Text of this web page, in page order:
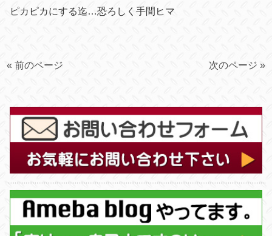
ピカピカにする迄…恐ろしく手間ヒマ
« 前のページ 次のページ »